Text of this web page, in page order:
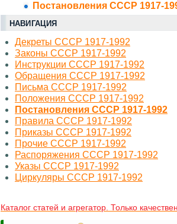
Постановления СССР 1917-
НАВИГАЦИЯ
Декреты СССР 1917-1992
Законы СССР 1917-1992
Инструкции СССР 1917-1992
Обращения СССР 1917-1992
Письма СССР 1917-1992
Положения СССР 1917-1992
Постановления СССР 1917-1992
Правила СССР 1917-1992
Приказы СССР 1917-1992
Прочие СССР 1917-1992
Распоряжения СССР 1917-1992
Указы СССР 1917-1992
Циркуляры СССР 1917-1992
Каталог статей и агрегатор. Только